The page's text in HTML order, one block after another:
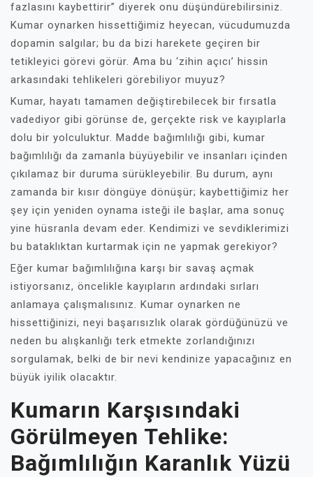
fazlasını kaybettirir” diyerek onu düşündürebilirsiniz.
Kumar oynarken hissettiğimiz heyecan, vücudumuzda
dopamin salgılar; bu da bizi harekete geçiren bir
tetikleyici görevi görür. Ama bu ‘zihin açıcı’ hissin
arkasındaki tehlikeleri görebiliyor muyuz?
Kumar, hayatı tamamen değiştirebilecek bir fırsatla
vadediyor gibi görünse de, gerçekte risk ve kayıplarla
dolu bir yolculuktur. Madde bağımlılığı gibi, kumar
bağımlılığı da zamanla büyüyebilir ve insanları içinden
çıkılamaz bir duruma sürükleyebilir. Bu durum, aynı
zamanda bir kısır döngüye dönüşür; kaybettiğimiz her
şey için yeniden oynama isteği ile başlar, ama sonuç
yine hüsranla devam eder. Kendimizi ve sevdiklerimizi
bu bataklıktan kurtarmak için ne yapmak gerekiyor?
Eğer kumar bağımlılığına karşı bir savaş açmak
istiyorsanız, öncelikle kayıpların ardındaki sırları
anlamaya çalışmalısınız. Kumar oynarken ne
hissettiğinizi, neyi başarısızlık olarak gördüğünüzü ve
neden bu alışkanlığı terk etmekte zorlandığınızı
sorgulamak, belki de bir nevi kendinize yapacağınız en
büyük iyilik olacaktır.
Kumarın Karşısındaki
Görülmeyen Tehlike:
Bağımlılığın Karanlık Yüzü